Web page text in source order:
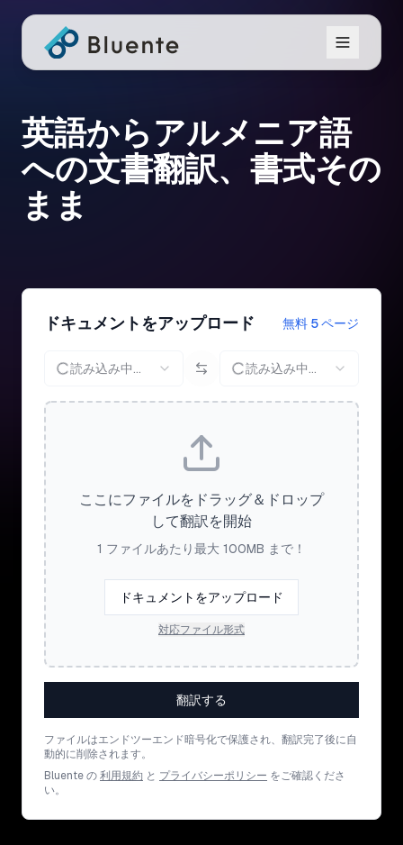
英語からアルメニア語
への文書翻訳、書式その
まま
ドキュメントをアップロード 無料 5 ページ
読み込み中... 読み込み中...
ここにファイルをドラッグ＆ドロップ
して翻訳を開始
1 ファイルあたり最大 100MB まで！
ドキュメントをアップロード
対応ファイル形式
翻訳する
ファイルはエンドツーエンド暗号化で保護され、翻訳完了後に自
動的に削除されます。
Bluente の利用規約 と プライバシーポリシー をご確認くださ
い。